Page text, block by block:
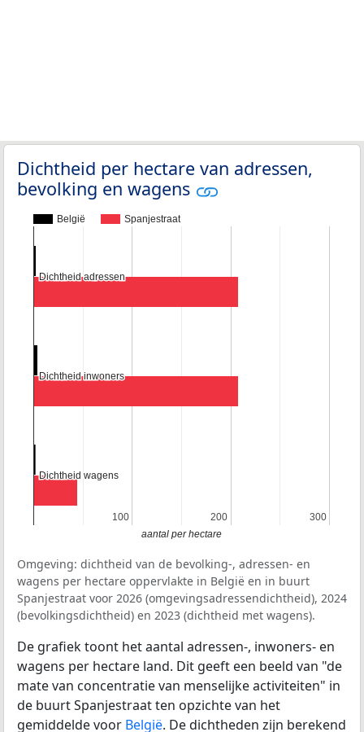
Dichtheid per hectare van adressen,
bevolking en wagens
België Spanjestraat
100
100 200
200 300
300
Dichtheid adressen
Dichtheid adressen
Dichtheid inwoners
Dichtheid inwoners
Dichtheid wagens
Dichtheid wagens
aantal per hectare
Omgeving: dichtheid van de bevolking-, adressen- en
wagens per hectare oppervlakte in België en in buurt
Spanjestraat voor 2026 (omgevingsadressendichtheid), 2024
(bevolkingsdichtheid) en 2023 (dichtheid met wagens).
De grafiek toont het aantal adressen-, inwoners- en
wagens per hectare land. Dit geeft een beeld van "de
mate van concentratie van menselijke activiteiten" in
de buurt Spanjestraat ten opzichte van het
gemiddelde voor België. De dichtheden zijn berekend